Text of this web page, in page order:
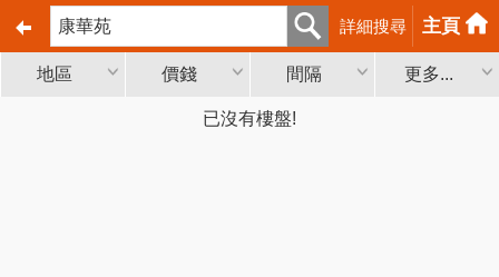
詳細搜尋 主頁
地區 價錢 間隔 更多...
已沒有樓盤!